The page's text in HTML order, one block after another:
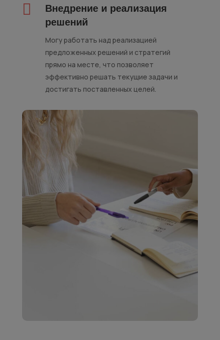

Внедрение и реализация
решений
Могу работать над реализацией
предложенных решений и стратегий
прямо на месте, что позволяет
эффективно решать текущие задачи и
достигать поставленных целей.